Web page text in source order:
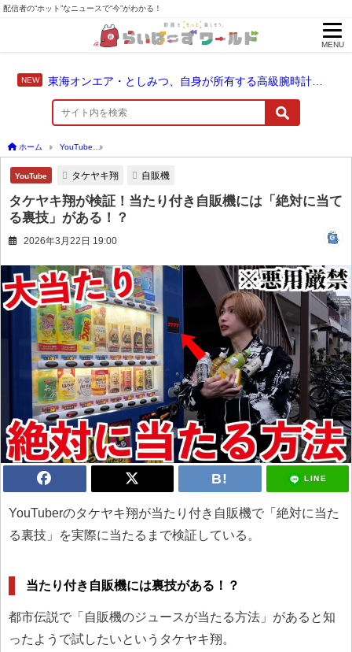
配信者の“ホット”なニュースで“今”がわかる！
MENU
東海オンエア・としみつ、自身が所有する高級腕時計を紹介
ホーム YouTube
YouTube タケヤキ翔 自販機
タケヤキ翔が検証！当たり付き自販機には「絶対に当て
る裏技」がある！？
2026年3月22日 19:00
LINE
YouTuberのタケヤキ翔が当たり付き自販機で「絶対に当た
る裏技」を実際に当たるまで検証している。
当たり付き自販機には裏技がある！？
都市伝説で「自販機のジュースが当たる方法」があると知
ったようで試したいというタケヤキ翔。